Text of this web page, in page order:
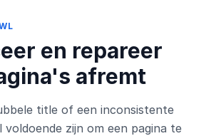
en repareer
afremt
title of een inconsistente
voldoende zijn om een pagina te